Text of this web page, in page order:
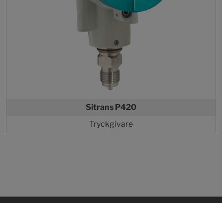
Sitrans P420
Tryckgivare